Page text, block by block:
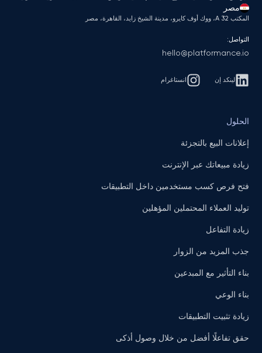
مصر
المكتب A 32، ووك أوف كايرو، مدينة الشيخ زايد، القاهرة، مصر
التواصل:
hello@platformance.io
لينكد إن انستاغرام
الحلول
إعلانات البيع بالتجزئة
زيادة مبيعاتك عبر الإنترنت
فتح فرص كسب مستخدمين داخل التطبيقات
توليد العملاء المحتملين المؤهلين
زيادة التفاعل
جذب المزيد من الزوار
بناء التأثير مع المبدعين
بناء الوعي
زيادة تثبيت التطبيقات
حقق تفاعلًا أفضل من خلال وصول أذكى